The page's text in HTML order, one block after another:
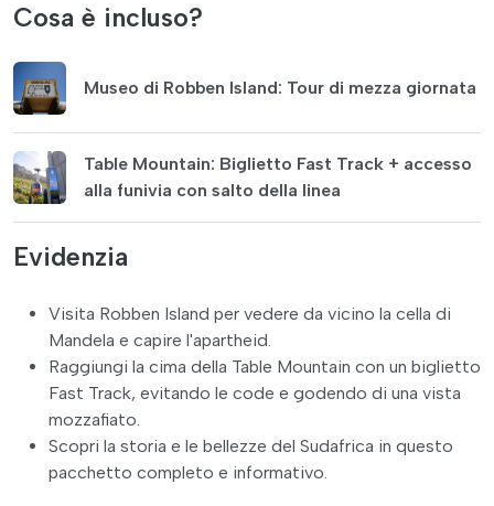
Cosa è incluso?
Museo di Robben Island: Tour di mezza giornata
Table Mountain: Biglietto Fast Track + accesso
alla funivia con salto della linea
Evidenzia
Visita Robben Island per vedere da vicino la cella di
Mandela e capire l'apartheid.
Raggiungi la cima della Table Mountain con un biglietto
Fast Track, evitando le code e godendo di una vista
mozzafiato.
Scopri la storia e le bellezze del Sudafrica in questo
pacchetto completo e informativo.